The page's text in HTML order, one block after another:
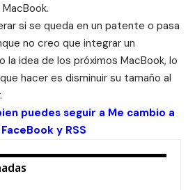
si se queda en un patente o pasa
no creo que integrar un
idea de los próximos MacBook, lo
hacer es disminuir su tamaño al
puedes seguir a Me cambio a
FaceBook y RSS